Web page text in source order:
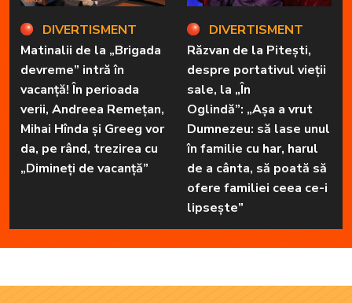
DIVERTISMENT
Matinalii de la „Brigada
devreme” intră în
vacanță! În perioada
verii, Andreea Remețan,
Mihai Hînda și Greeg vor
da, pe rând, trezirea cu
„Dimineți de vacanță”
DIVERTISMENT
Răzvan de la Pitești,
despre portativul vieții
sale, la „În
Oglindă”: „Așa a vrut
Dumnezeu: să lase unul
în familie cu har, harul
de a cânta, să poată să
ofere familiei ceea ce-i
lipsește”